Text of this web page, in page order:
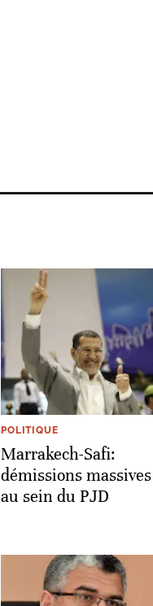
POLITIQUE
Marrakech-Safi:
démissions massives
au sein du PJD